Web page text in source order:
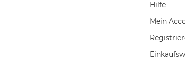
Hilfe
Mein